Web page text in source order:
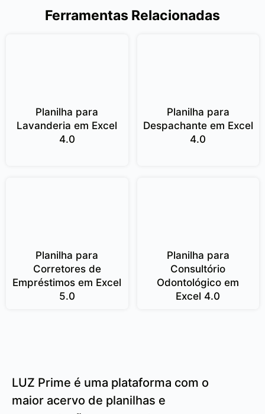
Ferramentas Relacionadas
Planilha para
Lavanderia em Excel
4.0
Planilha para
Despachante em Excel
4.0
Planilha para
Corretores de
Empréstimos em Excel
5.0
Planilha para
Consultório
Odontológico em
Excel 4.0
LUZ Prime é uma plataforma com o
maior acervo de planilhas e